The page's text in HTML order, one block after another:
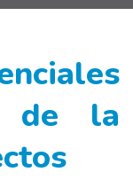
de la